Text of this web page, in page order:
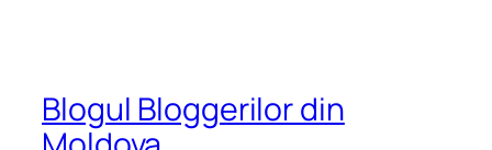
Blogul Bloggerilor din